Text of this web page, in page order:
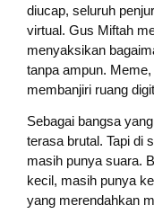
diucap, seluruh
virtual. Gus Miftah
menyaksikan
tanpa ampun.
membanjiri ruang
Sebagai bangsa
terasa brutal. Tapi di
masih punya suara.
kecil, masih punya
yang merendahkan